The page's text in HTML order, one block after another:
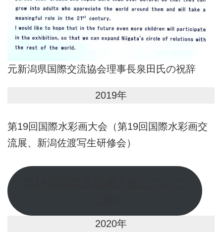
元新潟県国際交流協会理事長泉田氏の祝辞
2019年
第19回国際水彩画大会（第19回国際水彩画交
流展、新潟佐渡写生研修会）
2020年